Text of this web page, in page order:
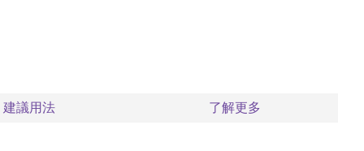
建議用法 了解更多